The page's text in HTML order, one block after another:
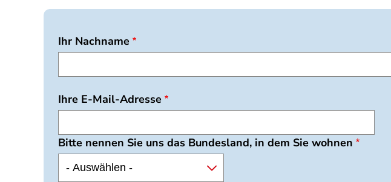
Ihr Nachname
Ihre E-Mail-Adresse
Bitte nennen Sie uns das Bundesland, in dem Sie wohnen